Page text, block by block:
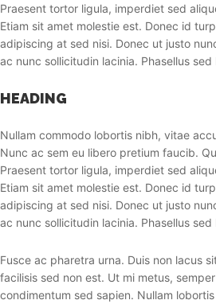
Praesent tortor ligula, imperdiet sed
Etiam sit amet molestie est. Donec id
adipiscing at sed nisi. Donec ut justo
ac nunc sollicitudin lacinia. Phasellus sed
HEADING
Nullam commodo lobortis nibh, vitae
Nunc ac sem eu libero pretium faucib.
Praesent tortor ligula, imperdiet sed
Etiam sit amet molestie est. Donec id
adipiscing at sed nisi. Donec ut justo
ac nunc sollicitudin lacinia. Phasellus sed
Fusce ac pharetra urna. Duis non lacus
facilisis sed non est. Ut mi metus,
condimentum sed sapien. Nullam